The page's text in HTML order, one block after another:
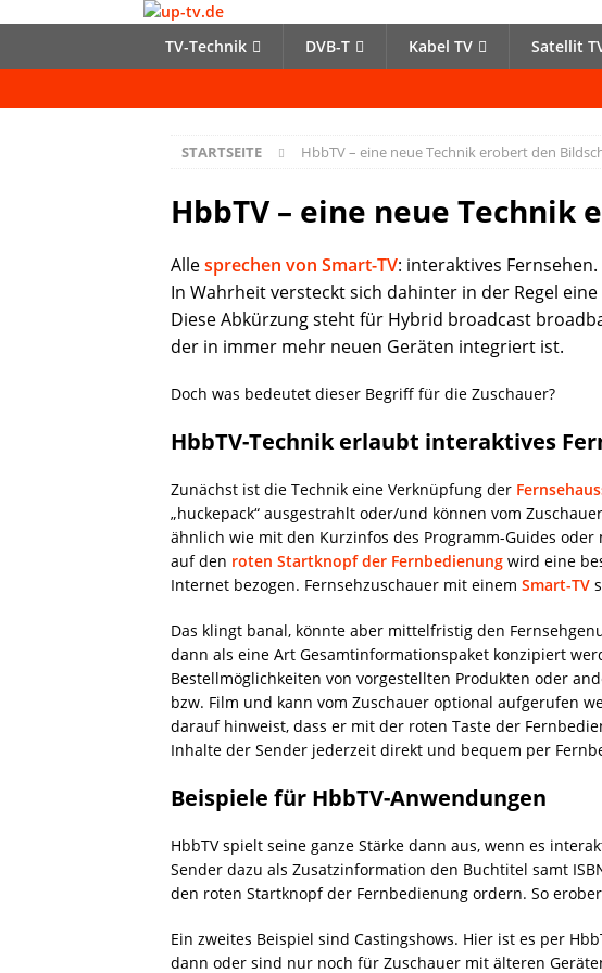
TV-Technik DVB-T Kabel TV Satellit
STARTSEITE HbbTV – eine neue Technik erobert den
HbbTV – eine neue
Allesprechen von Smart-TV: interaktives Fernsehen.
In Wahrheit versteckt sich dahinter in der Regel
Diese Abkürzung steht für Hybrid broadcast
der in immer mehr neuen Geräten integriert ist.
Doch was bedeutet dieser Begriff für die Zuschauer?
HbbTV-Technik erlaubt interaktives
Zunächst ist die Technik eine Verknüpfung der
„huckepack“ ausgestrahlt oder/und können vom
ähnlich wie mit den Kurzinfos des Programm-Guides
auf den roten Startknopf der Fernbedienung wird eine
Internet bezogen. Fernsehzuschauer mit einem Smart-TV
Das klingt banal, könnte aber mittelfristig den
dann als eine Art Gesamtinformationspaket konzipiert
Bestellmöglichkeiten von vorgestellten Produkten oder
bzw. Film und kann vom Zuschauer optional aufgerufen
darauf hinweist, dass er mit der roten Taste der
Inhalte der Sender jederzeit direkt und bequem per
Beispiele für HbbTV-Anwendungen
HbbTV spielt seine ganze Stärke dann aus, wenn es
Sender dazu als Zusatzinformation den Buchtitel samt
den roten Startknopf der Fernbedienung ordern. So
Ein zweites Beispiel sind Castingshows. Hier ist es per
dann oder sind nur noch für Zuschauer mit älteren